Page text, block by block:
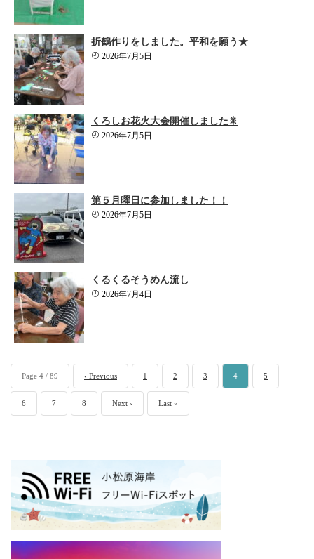
折鶴作りをしました。平和を願う★
2026年7月5日
くろしお花火大会開催しました🎇
2026年7月5日
第５月曜日に参加しました！！
2026年7月5日
くるくるそうめん流し
2026年7月4日
Page 4 / 89 ‹ Previous 1 2 3 4 5
6 7 8 Next › Last »